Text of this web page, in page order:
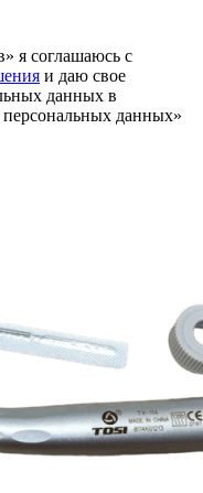
я соглашаюсь с
и даю свое
данных в
данных»